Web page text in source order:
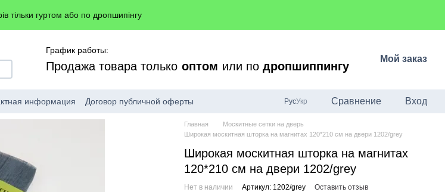
тільки гуртом або по дропшипінгу
График работы:
Продажа товара только оптом или подропшиппингу
Мой заказ
информация Договор публичной оферты РусУкр Сравнение Вход
Главная
Москитные сетки на дверь
Широкая москитная шторка на магнитах 120*210 см на двери 1202/grey
Широкая москитная шторка на магнитах
120*210 см на двери 1202/grey
Нет в наличии Артикул: 1202/grey Оставить отзыв